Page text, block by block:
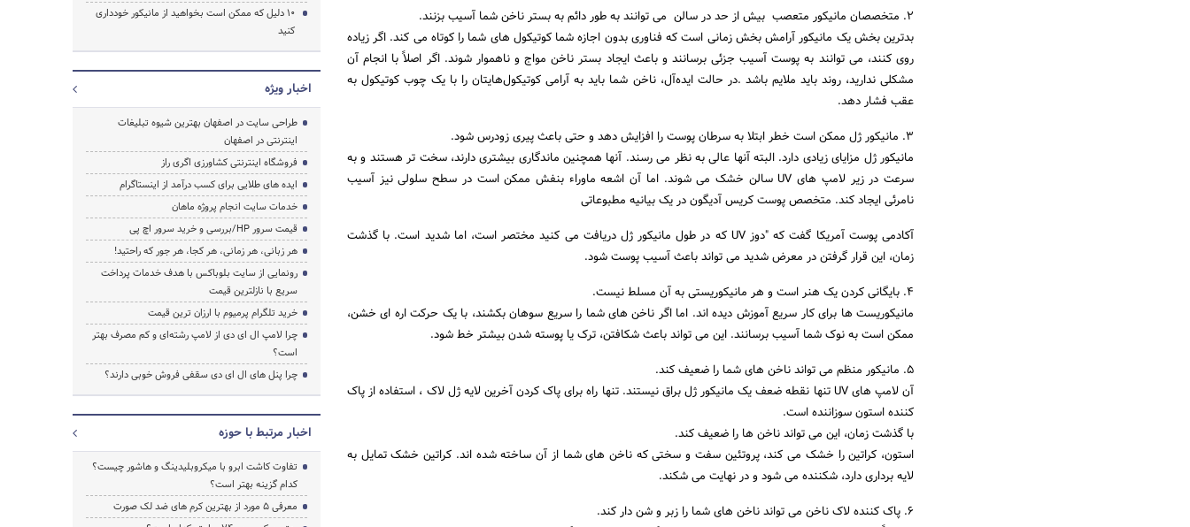
2. متخصصان مانیکور متعصب بیش از حد در سالن می توانند به طور دائم به بستر ناخن شما آسیب بزنند.
بدترین بخش یک مانیکور آرامش بخش زمانی است که فناوری بدون اجازه شما کوتیکول های شما را کوتاه می کند. اگر زیاده
روی کنند، می توانند به پوست آسیب جزئی برسانند و باعث ایجاد بستر ناخن مواج و ناهموار شوند. اگر اصلاً با انجام آن
مشکلی ندارید، روند باید ملایم باشد .در حالت ایده‌آل، ناخن شما باید به آرامی کوتیکول‌هایتان را با یک چوب کوتیکول به
عقب فشار دهد.
3. مانیکور ژل ممکن است خطر ابتلا به سرطان پوست را افزایش دهد و حتی باعث پیری زودرس شود.
مانیکور ژل مزایای زیادی دارد. البته آنها عالی به نظر می رسند. آنها همچنین ماندگاری بیشتری دارند، سخت تر هستند و به
سرعت در زیر لامپ های UV سالن خشک می شوند. اما آن اشعه ماوراء بنفش ممکن است در سطح سلولی نیز آسیب
نامرئی ایجاد کند. متخصص پوست کریس آدیگون در یک بیانیه مطبوعاتی
آکادمی پوست آمریکا گفت که "دوز UV که در طول مانیکور ژل دریافت می کنید مختصر است، اما شدید است. با گذشت
زمان، این قرار گرفتن در معرض شدید می تواند باعث آسیب پوست شود.
4. بایگانی کردن یک هنر است و هر مانیکوریستی به آن مسلط نیست.
مانیکوریست ها برای کار سریع آموزش دیده اند. اما اگر ناخن های شما را سریع سوهان بکشند، با یک حرکت اره ای خشن،
ممکن است به نوک شما آسیب برسانند. این می تواند باعث شکافتن، ترک یا پوسته شدن بیشتر خط شود.
5. مانیکور منظم می تواند ناخن های شما را ضعیف کند.
آن لامپ های UV تنها نقطه ضعف یک مانیکور ژل براق نیستند. تنها راه برای پاک کردن آخرین لایه ژل لاک ، استفاده از پاک
کننده استون سوزاننده است.
با گذشت زمان، این می تواند ناخن ها را ضعیف کند.
استون، کراتین را خشک می کند، پروتئین سفت و سختی که ناخن های شما از آن ساخته شده اند. کراتین خشک تمایل به
لایه برداری دارد، شکننده می شود و در نهایت می شکند.
6. پاک کننده لاک ناخن می تواند ناخن های شما را زبر و شن دار کند.
10 دلیل که ممکن است بخواهید از مانیکور خودداری
کنید
اخبار ویژه
طراحی سایت در اصفهان بهترین شیوه تبلیغات
اینترنتی در اصفهان
فروشگاه اینترنتی کشاورزی اگری راز
ایده های طلایی برای کسب درآمد از اینستاگرام
خدمات سایت انجام پروژه ماهان
قیمت سرور HP/بررسی و خرید سرور اچ پی
هر زبانی، هر زمانی، هر کجا، هر جور که راحتید!
رونمایی از سایت بلوباکس با هدف خدمات پرداخت
سریع با نازلترین قیمت
خرید تلگرام پرمیوم با ارزان ترین قیمت
چرا لامپ ال ای دی از لامپ رشته‌ای و کم مصرف بهتر
است؟
چرا پنل های ال ای دی سقفی فروش خوبی دارند؟
اخبار مرتبط با حوزه
تفاوت کاشت ابرو با میکروبلیدینگ و هاشور چیست؟
کدام گزینه بهتر است؟
معرفی 5 مورد از بهترین کرم های ضد لک صورت